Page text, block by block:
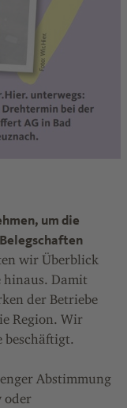
um die
wir Überblick
hinaus. Damit
der Betriebe
Region. Wir
beschäftigt.
Abstimmung
oder